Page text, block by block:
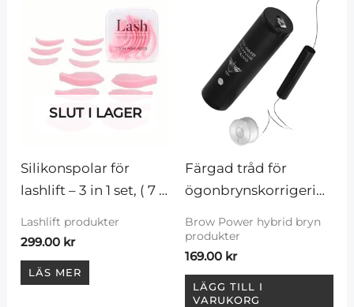
SLUT I LAGER
Silikonspolar för
lashlift – 3 in 1 set, ( 7
Lashlift produkter
299.00 kr
LÄS MER
Färgad tråd för
ögonbrynskorrigering,
Brow Power hybrid bryn
produkter
169.00 kr
LÄGG TILL I
VARUKORG